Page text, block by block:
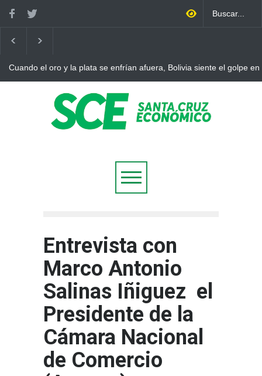
Cuando el oro y la plata se enfrían afuera, Bolivia siente el golpe en
Entrevista con
Marco Antonio
Salinas Iñiguez el
Presidente de la
Cámara Nacional
de Comercio